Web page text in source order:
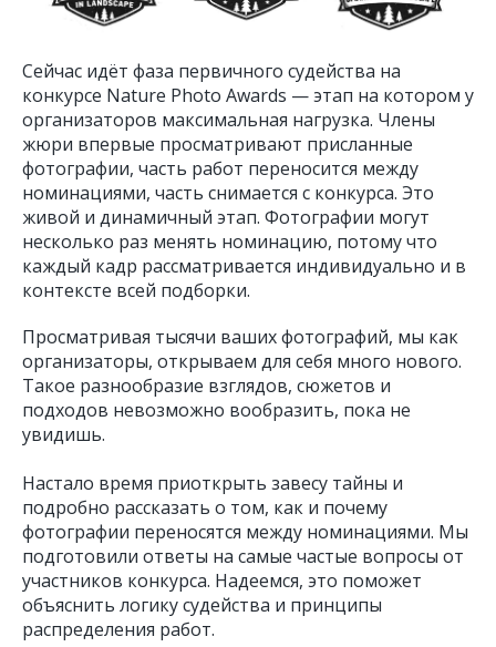
Сейчас идёт фаза первичного судейства на
конкурсе Nature Photo Awards — этап на котором у
организаторов максимальная нагрузка. Члены
жюри впервые просматривают присланные
фотографии, часть работ переносится между
номинациями, часть снимается с конкурса. Это
живой и динамичный этап. Фотографии могут
несколько раз менять номинацию, потому что
каждый кадр рассматривается индивидуально и в
контексте всей подборки.
Просматривая тысячи ваших фотографий, мы как
организаторы, открываем для себя много нового.
Такое разнообразие взглядов, сюжетов и
подходов невозможно вообразить, пока не
увидишь.
Настало время приоткрыть завесу тайны и
подробно рассказать о том, как и почему
фотографии переносятся между номинациями. Мы
подготовили ответы на самые частые вопросы от
участников конкурса. Надеемся, это поможет
объяснить логику судейства и принципы
распределения работ.